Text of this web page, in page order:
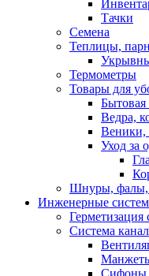
Тачки
Семена
Теплицы,
Термометры
Товары для
Ведра,
Веники,
Уход за
Шнуры, фалы,
Инженерные
Герметизация
Система
Сифоны,